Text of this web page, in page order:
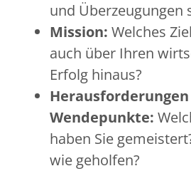
und Überzeugungen
Mission: Welches
auch über Ihren
Erfolg hinaus?
Wendepunkte:
haben Sie
wie geholfen?